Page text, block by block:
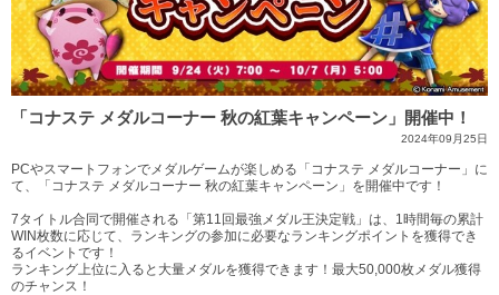
「コナステ メダルコーナー 秋の紅葉キャンペーン」開催中！
2024年09月25日
PCやスマートフォンでメダルゲームが楽しめる「コナステ メダルコーナー」に
て、「コナステ メダルコーナー 秋の紅葉キャンペーン」を開催中です！
7タイトル合同で開催される「第11回最強メダル王決定戦」は、1時間毎の累計
WIN枚数に応じて、ランキングの参加に必要なランキングポイントを獲得でき
るイベントです！
ランキング上位に入ると大量メダルを獲得できます！最大50,000枚メダル獲得
のチャンス！